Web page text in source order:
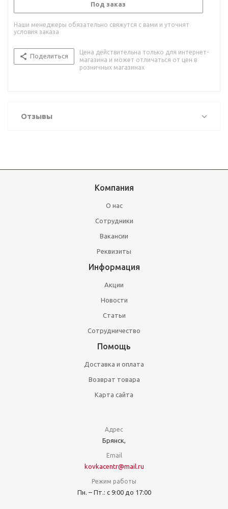
Под заказ
Наши менеджеры обязательно свяжутся с вами и уточнят
условия заказа
Поделиться
Цена действительна только для интернет-
магазина и может отличаться от цен в
розничных магазинах
Отзывы
Компания
О нас
Сотрудники
Вакансии
Реквизиты
Информация
Акции
Новости
Статьи
Сотрудничество
Помощь
Доставка и оплата
Возврат товара
Карта сайта
Адрес
Брянск,
Email
kovkacentr@mail.ru
Режим работы
Пн. – Пт.: с 9:00 до 17:00